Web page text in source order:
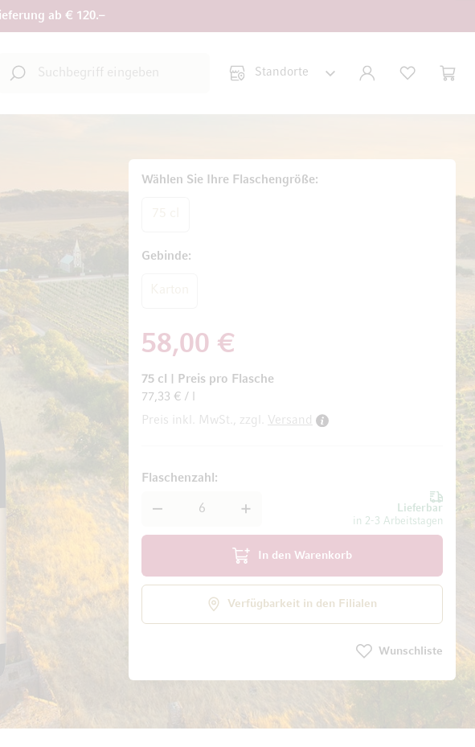
ab € 120.–
Suche KONTO WUNSCHLISTE
Wählen Sie Ihre Flaschengröße
Gebinde
58,00 €
75 cl
Preis pro Flasche
77,33 € / l
Preis inkl. MwSt., zzgl. Versand
Lieferbar
in 2-3 Arbeitstagen
Flaschenzahl
In den Warenkorb
Verfügbarkeit in den Filialen
Wunschliste
Zum Anfang der Bildgalerie springen